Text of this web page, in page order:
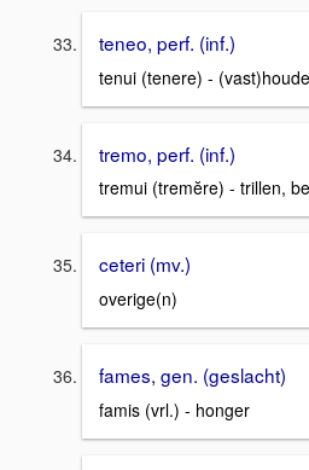
teneo, perf. (inf.)
tenui (tenere) -
tremo, perf. (inf.)
tremui (tremĕre) - trillen,
ceteri (mv.)
overige(n)
fames, gen. (geslacht)
famis (vrl.) - honger